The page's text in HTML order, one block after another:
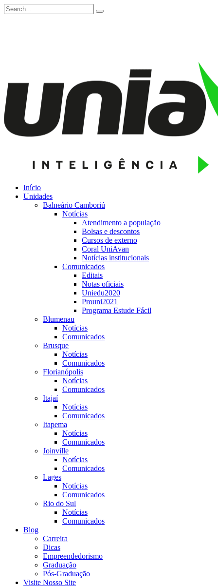
Início
Unidades
Balneário Camboriú
Notícias
Atendimento a população
Bolsas e descontos
Cursos de externo
Coral UniAvan
Notícias institucionais
Comunicados
Editais
Notas oficiais
Uniedu2020
Prouni2021
Programa Estude Fácil
Blumenau
Notícias
Comunicados
Brusque
Notícias
Comunicados
Florianópolis
Notícias
Comunicados
Itajaí
Notícias
Comunicados
Itapema
Notícias
Comunicados
Joinville
Notícias
Comunicados
Lages
Notícias
Comunicados
Rio do Sul
Notícias
Comunicados
Blog
Carreira
Dicas
Empreendedorismo
Graduação
Pós-Graduação
Visite Nosso Site